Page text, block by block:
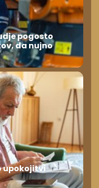
pogosto
da nujno
upokojitvi